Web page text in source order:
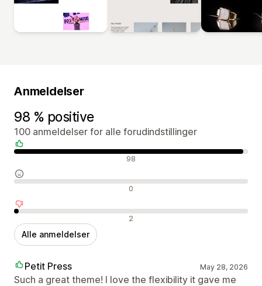
Anmeldelser
98 % positive
100 anmeldelser for alle forudindstillinger
Positive anmeldelser 98
Neutrale anmeldelser 0
Negative anmeldelser 2
Alle anmeldelser
Petit Press May 28, 2026
Such a great theme! I love the flexibility it gave me